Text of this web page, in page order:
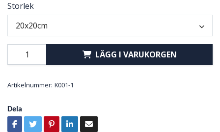
Storlek
20x20cm
LÄGG I VARUKORGEN
Artikelnummer: K001-1
Dela